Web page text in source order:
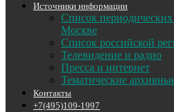
Источники информации
Список
Москве
Список российской
Телевидение и радио
Пресса и интернет
Тематические
Контакты
+7(495)109-1997